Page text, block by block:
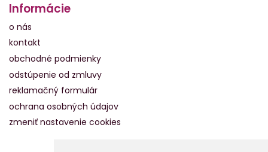
Informácie
o nás
kontakt
obchodné podmienky
odstúpenie od zmluvy
reklamačný formulár
ochrana osobných údajov
zmeniť nastavenie cookies